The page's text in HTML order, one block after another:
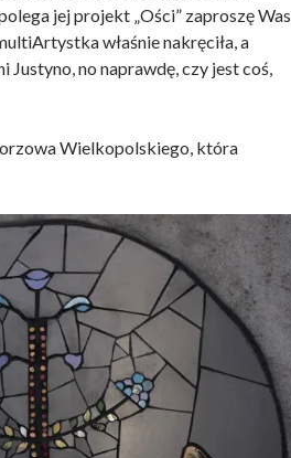
jej projekt „Ości” zaproszę Was
właśnie nakręciła, a
Justyno, no naprawdę, czy jest coś,
Wielkopolskiego, która